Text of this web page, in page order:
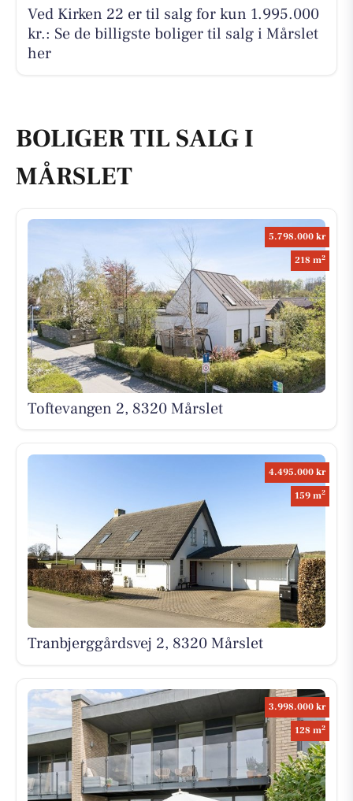
Ved Kirken 22 er til salg for kun 1.995.000
kr.: Se de billigste boliger til salg i Mårslet
her
BOLIGER TIL SALG I
MÅRSLET
5.798.000 kr
218 m2
Toftevangen 2, 8320 Mårslet
4.495.000 kr
159 m2
Tranbjerggårdsvej 2, 8320 Mårslet
3.998.000 kr
128 m2